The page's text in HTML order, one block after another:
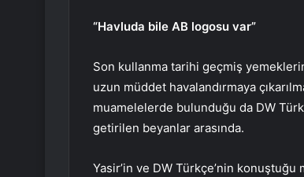
“Havluda bile AB logosu var”
Son kullanma tarihi geçmiş
uzun müddet havalandırmaya
muamelelerde bulunduğu da DW
getirilen beyanlar arasında.
Yasir’in ve DW Türkçe’nin